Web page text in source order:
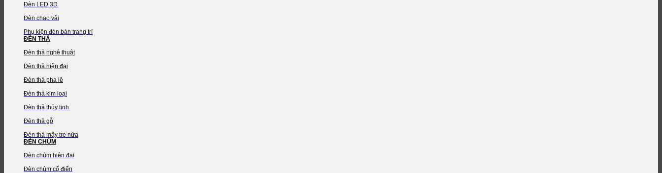
Đèn LED 3D
Đèn chao vải
Phụ kiện đèn bàn trang trí
ĐÈN THẢ
Đèn thả nghệ thuật
Đèn thả hiện đại
Đèn thả pha lê
Đèn thả kim loại
Đèn thả thủy tinh
Đèn thả gỗ
Đèn thả mây tre nứa
ĐÈN CHÙM
Đèn chùm hiện đại
Đèn chùm cổ điển